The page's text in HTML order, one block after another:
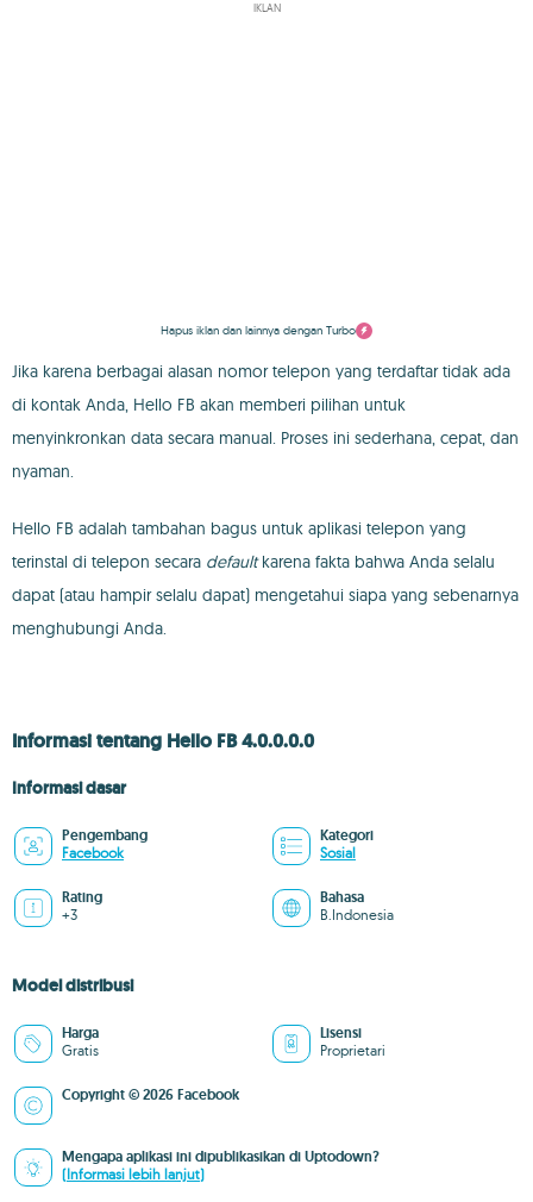
IKLAN
Hapus iklan dan lainnya dengan Turbo
Jika karena berbagai alasan nomor telepon yang terdaftar tidak ada
di kontak Anda, Hello FB akan memberi pilihan untuk
menyinkronkan data secara manual. Proses ini sederhana, cepat, dan
nyaman.
Hello FB adalah tambahan bagus untuk aplikasi telepon yang
terinstal di telepon secara defaultkarena fakta bahwa Anda selalu
dapat (atau hampir selalu dapat) mengetahui siapa yang sebenarnya
menghubungi Anda.
Informasi tentang Hello FB 4.0.0.0.0
Informasi dasar
Pengembang
Facebook
Kategori
Sosial
Rating
+3
Bahasa
B.Indonesia
Model distribusi
Harga
Gratis
Lisensi
Proprietari
Copyright © 2026 Facebook
Mengapa aplikasi ini dipublikasikan di Uptodown?
(Informasi lebih lanjut)